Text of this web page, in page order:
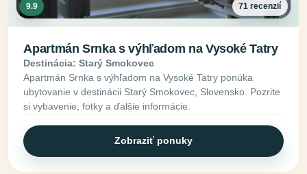
9.9 71 recenzií
Apartmán Srnka s výhľadom na Vysoké Tatry
Destinácia: Starý Smokovec
Apartmán Srnka s výhľadom na Vysoké Tatry ponúka
ubytovanie v destinácii Starý Smokovec, Slovensko. Pozrite
si vybavenie, fotky a ďalšie informácie.
Zobraziť ponuky